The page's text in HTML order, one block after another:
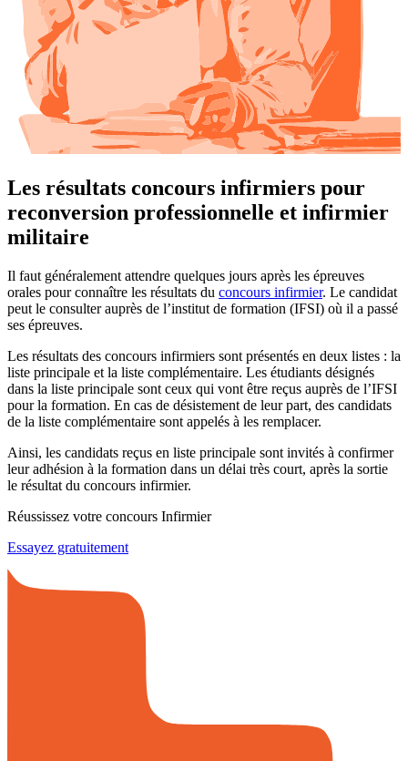
Les résultats concours infirmiers pour
reconversion professionnelle et infirmier
militaire
Il faut généralement attendre quelques jours après les épreuves
orales pour connaître les résultats du concours infirmier. Le candidat
peut le consulter auprès de l’institut de formation (IFSI) où il a passé
ses épreuves.
Les résultats des concours infirmiers sont présentés en deux listes : la
liste principale et la liste complémentaire. Les étudiants désignés
dans la liste principale sont ceux qui vont être reçus auprès de l’IFSI
pour la formation. En cas de désistement de leur part, des candidats
de la liste complémentaire sont appelés à les remplacer.
Ainsi, les candidats reçus en liste principale sont invités à confirmer
leur adhésion à la formation dans un délai très court, après la sortie
le résultat du concours infirmier.
Réussissez votre concours Infirmier
Essayez gratuitement